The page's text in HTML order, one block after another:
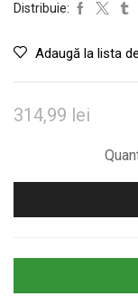
Distribuie:
Adaugă la lista
314,99 lei